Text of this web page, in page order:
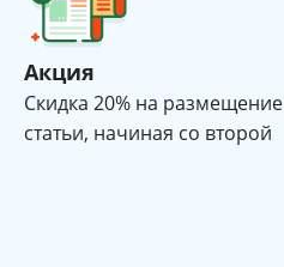
Акция
Cкидка 20% на размещение
статьи, начиная со второй